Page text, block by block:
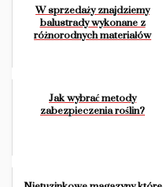
W sprzedaży znajdziemy
balustrady wykonane z
różnorodnych materiałów
Jak wybrać metody
zabezpieczenia roślin?